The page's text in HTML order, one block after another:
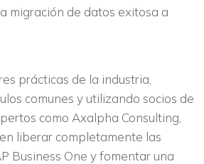
migración de datos exitosa a
prácticas de la industria,
comunes y utilizando socios de
como Axalpha Consulting,
liberar completamente las
Business One y fomentar una